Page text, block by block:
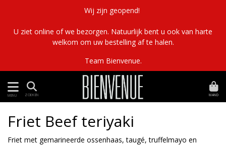
Wij zijn geopend!
U ziet online of we bezorgen. Natuurlijk bent u ook van harte
welkom om uw bestelling af te halen.
Team Bienvenue.
MENU ZOEKEN MAND
Friet Beef teriyaki
Friet met gemarineerde ossenhaas, taugé, truffelmayo en